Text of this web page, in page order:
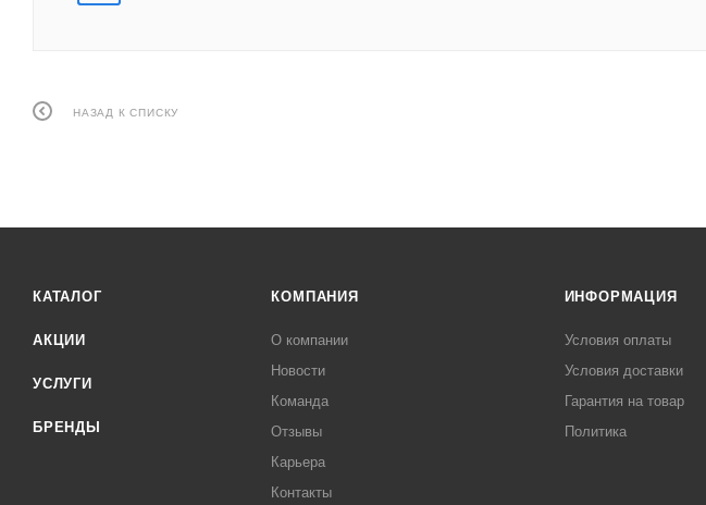
НАЗАД К СПИСКУ
КАТАЛОГ
АКЦИИ
УСЛУГИ
БРЕНДЫ
КОМПАНИЯ
О компании
Новости
Команда
Отзывы
Карьера
Контакты
ИНФОРМАЦИЯ
Условия оплаты
Условия доставки
Гарантия на товар
Политика